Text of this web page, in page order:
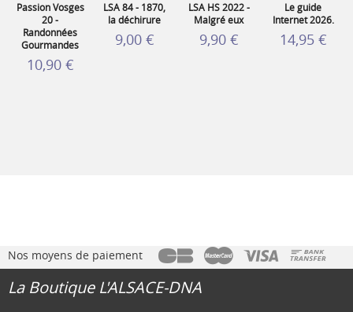
Passion Vosges
20 -
Randonnées
Gourmandes
10,90 €
LSA 84 - 1870,
la déchirure
9,00 €
LSA HS 2022 -
Malgré eux
9,90 €
Le guide
Internet 2026.
14,95 €
Nos moyens de paiement
La Boutique L'ALSACE-DNA